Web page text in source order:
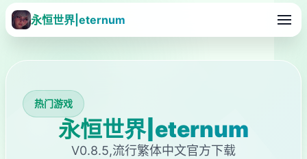
永恒世界|eternum
热门游戏
永恒世界|eternum
V0.8.5,流行繁体中文官方下载